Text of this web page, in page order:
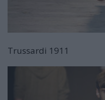
Trussardi 1911